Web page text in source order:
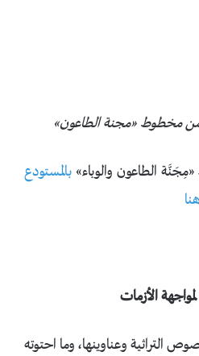
الطاعون والوباء» بالمستودع
هنا
الأزمات
التراثية وعناوينها، وما احتوته